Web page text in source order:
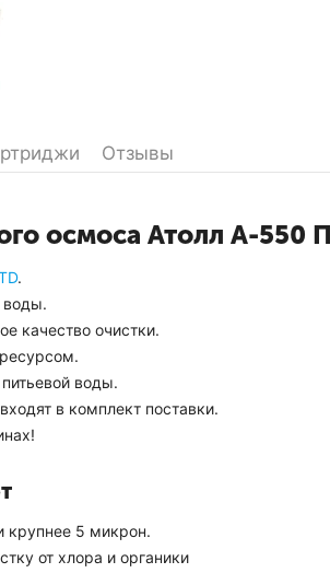
Отзывы
осмоса Атолл A-550
.
воды.
качество очистки.
воды.
в комплект поставки.
крупнее 5 микрон.
от хлора и органики